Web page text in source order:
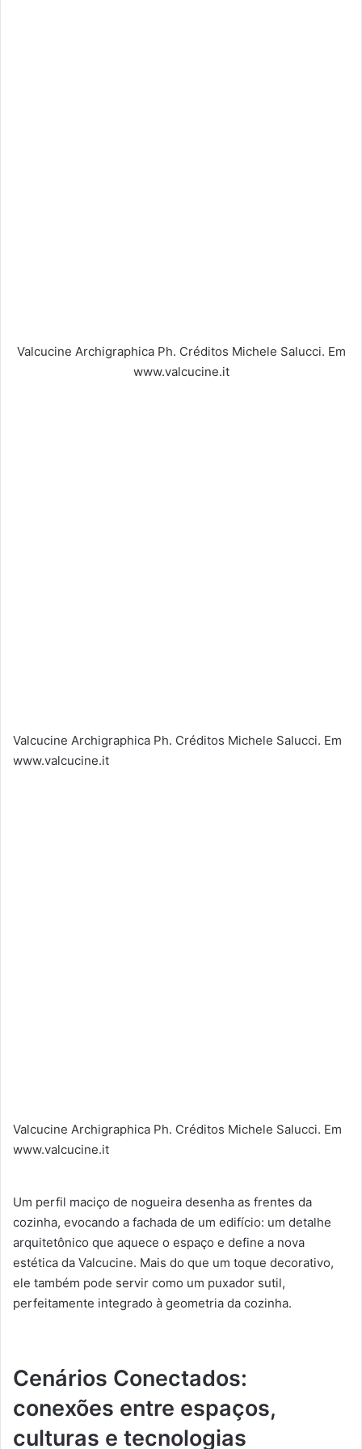
Valcucine Archigraphica Ph. Créditos Michele Salucci. Em
www.valcucine.it
Valcucine Archigraphica Ph. Créditos Michele Salucci. Em
www.valcucine.it
Valcucine Archigraphica Ph. Créditos Michele Salucci. Em
www.valcucine.it
Um perfil maciço de nogueira desenha as frentes da
cozinha, evocando a fachada de um edifício: um detalhe
arquitetônico que aquece o espaço e define a nova
estética da Valcucine. Mais do que um toque decorativo,
ele também pode servir como um puxador sutil,
perfeitamente integrado à geometria da cozinha.
Cenários Conectados:
conexões entre espaços,
culturas e tecnologias